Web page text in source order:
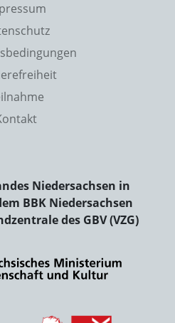
Niedersachsen in
BBK Niedersachsen
des GBV (VZG)